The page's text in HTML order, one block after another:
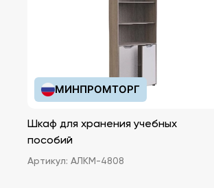
МИНПРОМТОРГ
Шкаф для хранения учебных
пособий
Артикул: АЛКМ-4808